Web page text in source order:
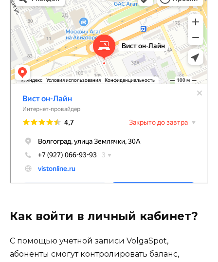
Как войти в личный кабинет?
С помощью учетной записи VolgaSpot,
абоненты смогут контролировать баланс,